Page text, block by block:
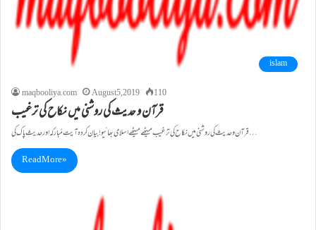
islam
maqbooliya.com
August 5, 2019 110
قرآن و حدیث کی روشنی میں نکاح کی ترغیب
قرآن و حدیث کی روشنی میں نکاح کی ترغیب میٹھے میٹھے اسلامی بھائیو!بیان کردہ آیتِ مُبارَکہ اور حدیثِ پاک کی…
Read More »